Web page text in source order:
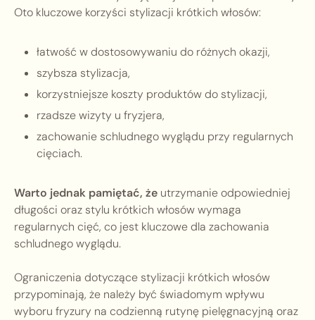
Oto kluczowe korzyści stylizacji krótkich włosów:
łatwość w dostosowywaniu do różnych okazji,
szybsza stylizacja,
korzystniejsze koszty produktów do stylizacji,
rzadsze wizyty u fryzjera,
zachowanie schludnego wyglądu przy regularnych
cięciach.
Warto jednak pamiętać, że utrzymanie odpowiedniej
długości oraz stylu krótkich włosów wymaga
regularnych cięć, co jest kluczowe dla zachowania
schludnego wyglądu.
Ograniczenia dotyczące stylizacji krótkich włosów
przypominają, że należy być świadomym wpływu
wyboru fryzury na codzienną rutynę pielęgnacyjną oraz